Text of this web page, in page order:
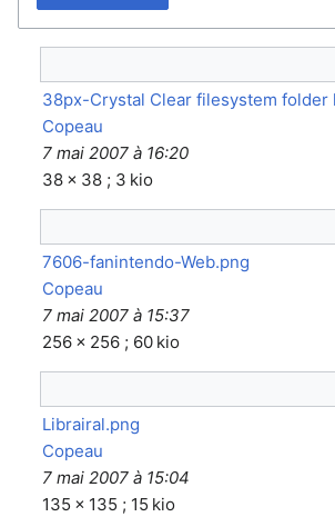
38px-Crystal Clear filesystem folder
Copeau
7 mai 2007 à 16:20
38 × 38 ; 3 kio
7606-fanintendo-Web.png
Copeau
7 mai 2007 à 15:37
256 × 256 ; 60 kio
Librairal.png
Copeau
7 mai 2007 à 15:04
135 × 135 ; 15 kio